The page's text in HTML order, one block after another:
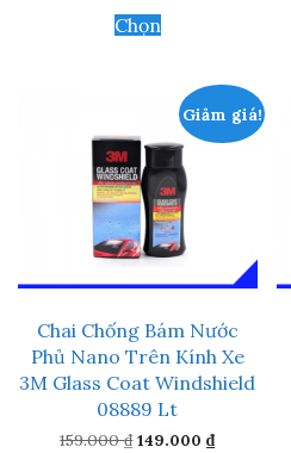
ChọnSản
phẩm
nhiều
biến
thể.
Các
tùy
chọn
có
thể
chọn
trang
sản
phẩm
Giảm giá!
Chai Chống Bám Nước
Phủ Nano Trên Kính Xe
3M Glass Coat Windshield
08889 Lt
159.000₫ Giá
149.000₫Giá